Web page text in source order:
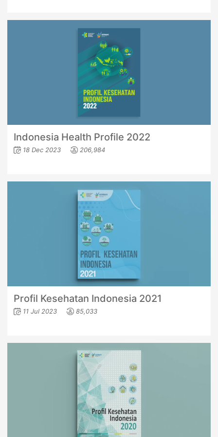
Indonesia Health Profile 2022
18 Dec 2023 206,984
Profil Kesehatan Indonesia 2021
11 Jul 2023 85,033